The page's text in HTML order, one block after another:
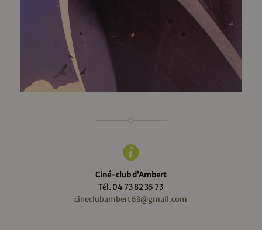
Ciné-club d’Ambert
Tél. 04 73 82 35 73
cineclubambert63@gmail.com